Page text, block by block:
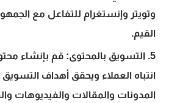
وتويتر وإنستغرام للتفاعل مع
القيم.
التسويق بالمحتوى: قم بإنشاء
انتباه العملاء ويحقق أهداف
المدونات والمقالات والفيديوهات